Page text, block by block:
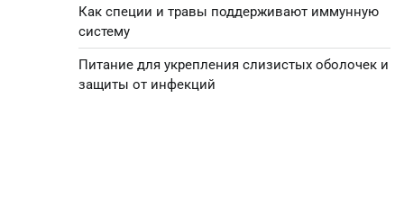
Как специи и травы поддерживают иммунную
систему
Питание для укрепления слизистых оболочек и
защиты от инфекций